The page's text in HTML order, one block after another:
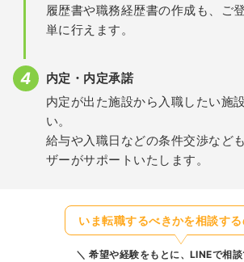
履歴書や職務経歴書の作成も、ご
単に行えます。
内定・内定承諾
内定が出た施設から入職したい施
い。
給与や入職日などの条件交渉など
ザーがサポートいたします。
いま転職するべきかを相談す
希望や経験をもとに、LINEで相談